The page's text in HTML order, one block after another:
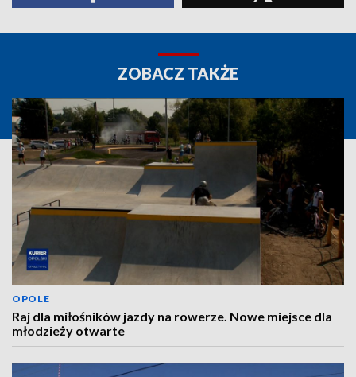
ZOBACZ TAKŻE
OPOLE
Raj dla miłośników jazdy na rowerze. Nowe miejsce dla
młodzieży otwarte